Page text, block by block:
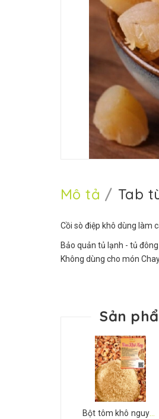
Mô tả Tab
Cồi sò điệp khô dùng làm
Bảo quản tủ lạnh - tủ đông
Không dùng cho món Chay
Sản
Bột tôm khô nguyên chất